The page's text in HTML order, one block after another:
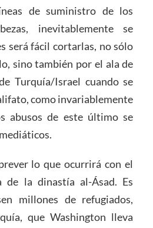
de suministro de los
inevitablemente se
será fácil cortarlas, no sólo
sino también por el ala de
Turquía/Israel cuando se
como invariablemente
abusos de este último se
lo que ocurrirá con el
de la dinastía al-Ásad. Es
millones de refugiados,
que Washington lleva